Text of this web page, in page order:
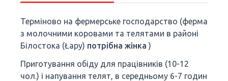
Терміново на фермерське господарство (ферма
з молочними коровами та телятами в районі
Білостока (Łapy) потрібна жінка )
Приготування обіду для працівників (10-12
чол.) і напування телят, в середньому 6-7 годин